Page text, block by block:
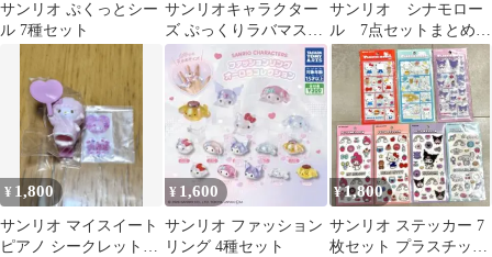
サンリオ ぷくっとシー
ル 7種セット
サンリオキャラクター
ズ ぷっくりラバマスグ
ミ7 マイメロディ
サンリオ シナモロー
ル 7点セットまとめ売
り
¥ 1,800
サンリオ マイスイート
ピアノ シークレットク
¥ 1,600
サンリオ ファッション
リング 4種セット
¥1,800
サンリオ ステッカー 7
枚セット プラスチック